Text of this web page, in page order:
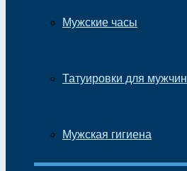
Мужские часы
Татуировки для мужчин
Мужская гигиена